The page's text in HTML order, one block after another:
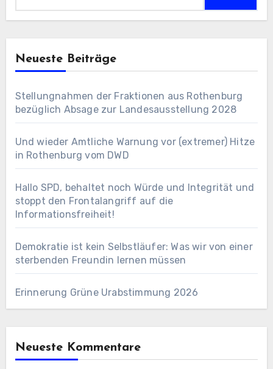
Neueste Beiträge
Stellungnahmen der Fraktionen aus Rothenburg
bezüglich Absage zur Landesausstellung 2028
Und wieder Amtliche Warnung vor (extremer) Hitze
in Rothenburg vom DWD
Hallo SPD, behaltet noch Würde und Integrität und
stoppt den Frontalangriff auf die
Informationsfreiheit!
Demokratie ist kein Selbstläufer: Was wir von einer
sterbenden Freundin lernen müssen
Erinnerung Grüne Urabstimmung 2026
Neueste Kommentare